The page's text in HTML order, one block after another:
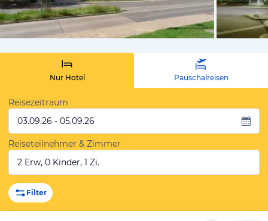
vom
Nur Hotel Pauschalreisen
Reisezeitraum
03.09.26 - 05.09.26
Reiseteilnehmer & Zimmer
2 Erw, 0 Kinder, 1 Zi.
Filter